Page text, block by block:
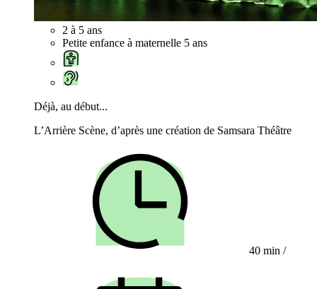
2 à 5 ans
Petite enfance à maternelle 5 ans
Déjà, au début...
L’Arrière Scène, d’après une création de Samsara Théâtre
40 min /